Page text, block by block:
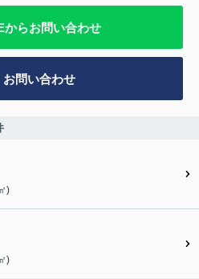
からお問い合わせ
お問い合わせ
)
)